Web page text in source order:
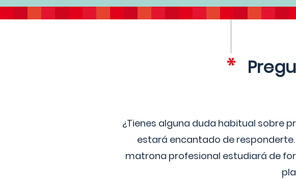
¿Tienes alguna duda habitual sobre
estará encantado de
matrona profesional estudiará de